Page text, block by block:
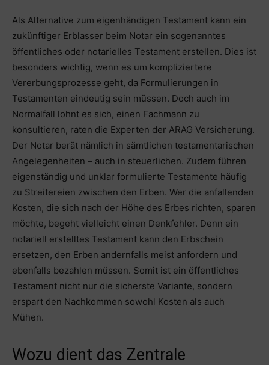
Als Alternative zum eigenhändigen Testament kann ein
zukünftiger Erblasser beim Notar ein sogenanntes
öffentliches oder notarielles Testament erstellen. Dies ist
besonders wichtig, wenn es um kompliziertere
Vererbungsprozesse geht, da Formulierungen in
Testamenten eindeutig sein müssen. Doch auch im
Normalfall lohnt es sich, einen Fachmann zu
konsultieren, raten die Experten der ARAG Versicherung.
Der Notar berät nämlich in sämtlichen testamentarischen
Angelegenheiten – auch in steuerlichen. Zudem führen
eigenständig und unklar formulierte Testamente häufig
zu Streitereien zwischen den Erben. Wer die anfallenden
Kosten, die sich nach der Höhe des Erbes richten, sparen
möchte, begeht vielleicht einen Denkfehler. Denn ein
notariell erstelltes Testament kann den Erbschein
ersetzen, den Erben andernfalls meist anfordern und
ebenfalls bezahlen müssen. Somit ist ein öffentliches
Testament nicht nur die sicherste Variante, sondern
erspart den Nachkommen sowohl Kosten als auch
Mühen.
Wozu dient das Zentrale